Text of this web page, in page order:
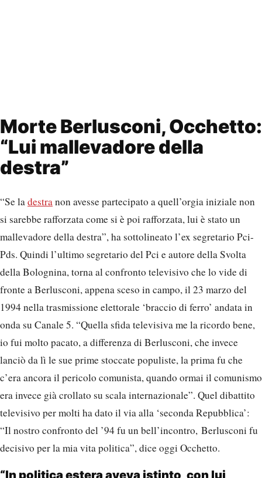
Morte Berlusconi, Occhetto:
“Lui mallevadore della
destra”
“Se ladestranon avesse partecipato a quell’orgia iniziale non
si sarebbe rafforzata come si è poi rafforzata, lui è stato un
mallevadore della destra”, ha sottolineato l’ex segretario Pci-
Pds. Quindi l’ultimo segretario del Pci e autore della Svolta
della Bolognina, torna al confronto televisivo che lo vide di
fronte a Berlusconi, appena sceso in campo, il 23 marzo del
1994 nella trasmissione elettorale ‘braccio di ferro’ andata in
onda su Canale 5. “Quella sfida televisiva me la ricordo bene,
io fui molto pacato, a differenza di Berlusconi, che invece
lanciò da lì le sue prime stoccate populiste, la prima fu che
c’era ancora il pericolo comunista, quando ormai il comunismo
era invece già crollato su scala internazionale”. Quel dibattito
televisivo per molti ha dato il via alla ‘seconda Repubblica’:
“Il nostro confronto del ’94 fu un bell’incontro, Berlusconi fu
decisivo per la mia vita politica”, dice oggi Occhetto.
“In politica estera aveva istinto, con lui